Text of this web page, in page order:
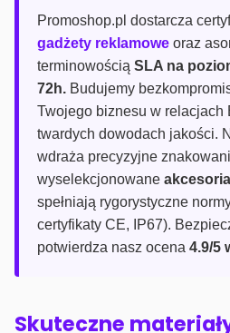
Promoshop.pl dostarcza
gadżety reklamowe oraz
terminowością SLA na
72h. Budujemy
Twojego biznesu w relacjach
twardych dowodach jakości.
wdraża precyzyjne
wyselekcjonowane
spełniają rygorystyczne
certyfikaty CE, IP67).
potwierdza nasz ocena 4.9/5
Skuteczne